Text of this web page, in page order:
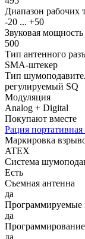
Диапазон рабочих
-20 ... +50
Звуковая
500
Тип антенного
SMA-штекер
Тип
регулируемый SQ
Модуляция
Analog + Digital
Покупают вместе
Рация
Маркировка
ATEX
Система
Есть
Съемная антенна
да
Программируемые
да
да